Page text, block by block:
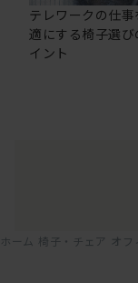
テレワークの仕事
適にする椅子選び
イント
ホーム 椅子・チェア オ